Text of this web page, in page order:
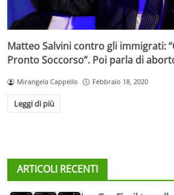
Matteo Salvini contro gli immigrati:
Pronto Soccorso”. Poi parla di
Mirangela Cappello Febbraio 18, 2020
Leggi di più
ARTICOLI RECENTI